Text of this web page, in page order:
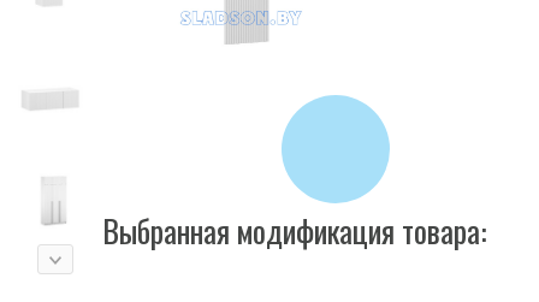
Выбранная модификация товара: